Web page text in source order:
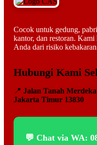
Cocok untuk gedung,
kantor, dan restoran. Kami
Anda dari risiko
Hubungi Kami
📍 Jalan Tanah
Jakarta Timur 13830
💬 Chat via WA: